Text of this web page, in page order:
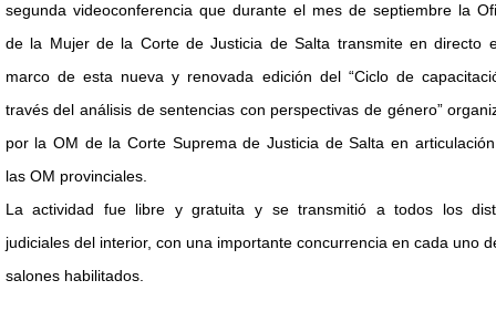
segunda videoconferencia que durante el mes de septiembre la
de la Mujer de la Corte de Justicia de Salta transmite en directo
marco de esta nueva y renovada edición del “Ciclo de
través del análisis de sentencias con perspectivas de género”
por la OM de la Corte Suprema de Justicia de Salta en
las OM provinciales.
La actividad fue libre y gratuita y se transmitió a todos los
judiciales del interior, con una importante concurrencia en cada uno
salones habilitados.